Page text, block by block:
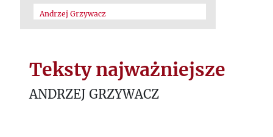
Andrzej Grzywacz
Teksty najważniejsze
ANDRZEJ GRZYWACZ